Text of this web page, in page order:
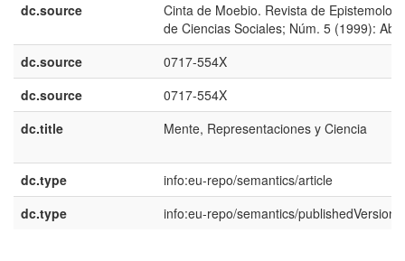
dc.source
Cinta de Moebio. Revista de
de Ciencias Sociales; Núm. 5 (1999): Abril
dc.source
0717-554X
dc.source
0717-554X
dc.title
Mente, Representaciones y Ciencia
dc.type
info:eu-repo/semantics/article
dc.type
info:eu-repo/semantics/publishedVersion